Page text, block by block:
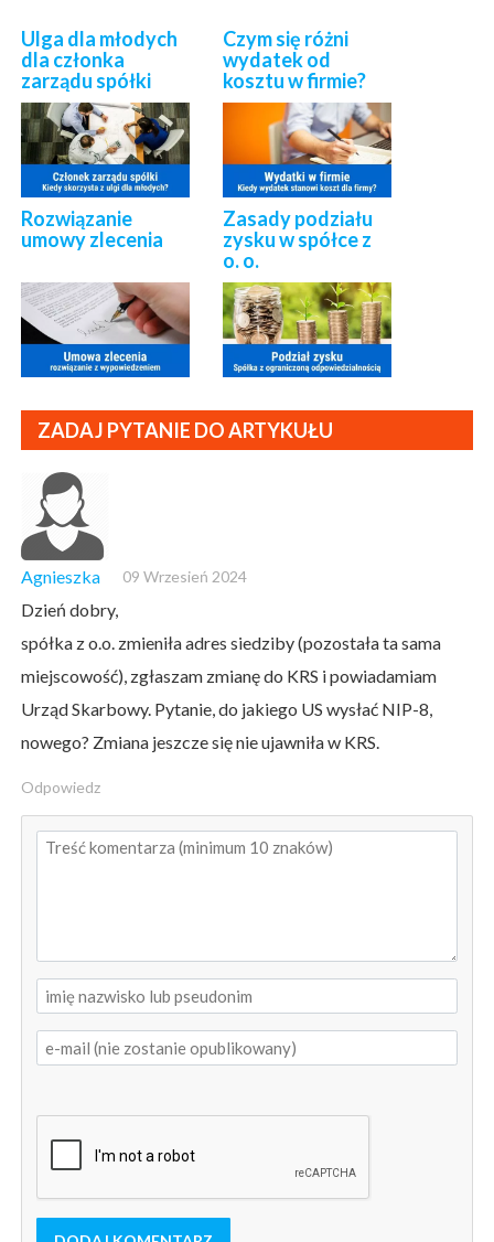
Ulga dla młodych
dla członka
zarządu spółki
Czym się różni
wydatek od
kosztu w firmie?
Rozwiązanie
umowy zlecenia
Zasady podziału
zysku w spółce z
o. o.
ZADAJ PYTANIE DO ARTYKUŁU
Agnieszka 09 Wrzesień 2024
Dzień dobry,
spółka z o.o. zmieniła adres siedziby (pozostała ta sama
miejscowość), zgłaszam zmianę do KRS i powiadamiam
Urząd Skarbowy. Pytanie, do jakiego US wysłać NIP-8,
nowego? Zmiana jeszcze się nie ujawniła w KRS.
Odpowiedz